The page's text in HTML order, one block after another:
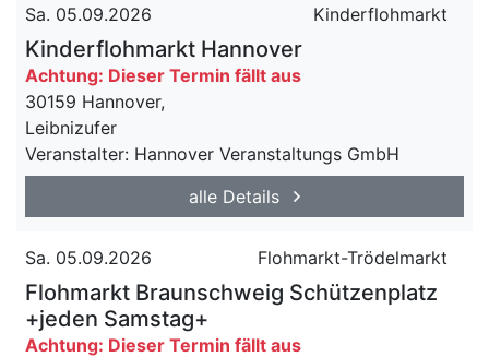
Sa. 05.09.2026 Kinderflohmarkt
Kinderflohmarkt Hannover
Achtung: Dieser Termin fällt aus
30159 Hannover,
Leibnizufer
Veranstalter: Hannover Veranstaltungs GmbH
alle Details
Sa. 05.09.2026 Flohmarkt-Trödelmarkt
Flohmarkt Braunschweig Schützenplatz
+jeden Samstag+
Achtung: Dieser Termin fällt aus